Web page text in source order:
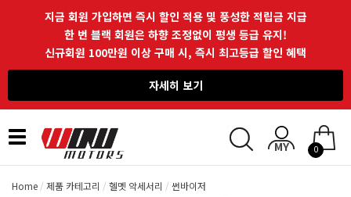
지금 회원 가입하면 즉시 할인 적용 및 풍성한 적립금 지급
한 번 블랙 회원은 하향 조정없이 평생 등급 유지!
신규회원 100만원 이상 구매 시, 즉시 최고등급 할인 혜택
자세히 보기
Toggle
navigation
0
Home 제품 카테고리 헬멧 악세서리 썬바이저